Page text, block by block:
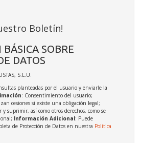
Boletín!
SOBRE
DATOS
S.L.U.
planteadas por el usuario y enviarle la
: Consentimiento del usuario;
cesiones si existe una obligación legal;
y suprimir, así como otros derechos, como se
Información Adicional: Puede
de Protección de Datos en nuestra Política